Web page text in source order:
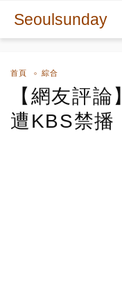
Seoulsunday
首頁 綜合
【網友評
遭KBS禁